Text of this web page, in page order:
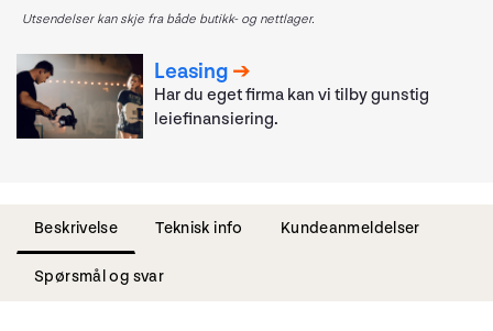
Utsendelser kan skje fra både butikk- og nettlager.
Leasing
Har du eget firma kan vi tilby gunstig
leiefinansiering.
Beskrivelse Teknisk info Kundeanmeldelser
Spørsmål og svar